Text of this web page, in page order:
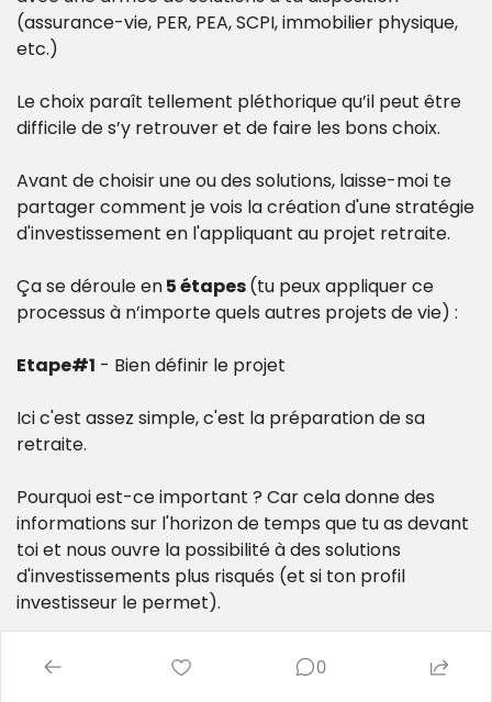
(assurance-vie, PER, PEA, SCPI, immobilier physique,
etc.)
Le choix paraît tellement pléthorique qu’il peut être
difficile de s’y retrouver et de faire les bons choix.
Avant de choisir une ou des solutions, laisse-moi te
partager comment je vois la création d'une stratégie
d'investissement en l'appliquant au projet retraite.
Ça se déroule en 5 étapes (tu peux appliquer ce
processus à n’importe quels autres projets de vie) :
Etape#1 - Bien définir le projet
Ici c'est assez simple, c'est la préparation de sa
retraite.
Pourquoi est-ce important ? Car cela donne des
informations sur l'horizon de temps que tu as devant
toi et nous ouvre la possibilité à des solutions
d'investissements plus risqués (et si ton profil
investisseur le permet).
Etape#2 - Définir un objectif de résultat
0